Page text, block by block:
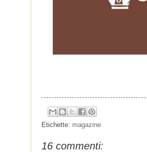
Etichette: magazine
16 commenti: